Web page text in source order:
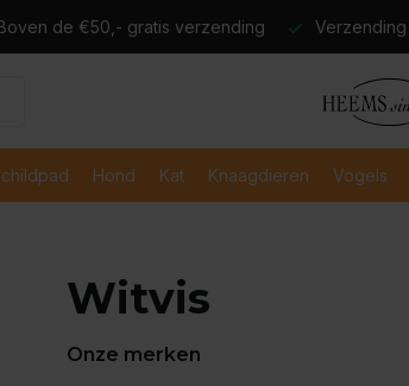
de €50,- gratis verzending Verzending
Hond Kat Knaagdieren Vogels
Witvis
Onze merken